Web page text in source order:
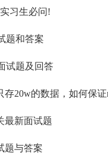
习生必问!
题和答案
试题及回答
存20w的数据，如何保
最新面试题
题与答案